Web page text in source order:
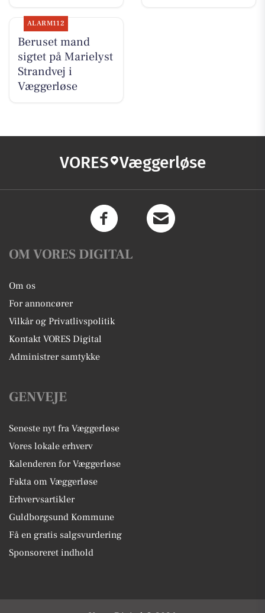
ALARM112
Beruset mand
sigtet på Marielyst
Strandvej i
Væggerløse
VORES Væggerløse
OM VORES DIGITAL
Om os
For annoncører
Vilkår og Privatlivspolitik
Kontakt VORES Digital
Administrer samtykke
GENVEJE
Seneste nyt fra Væggerløse
Vores lokale erhverv
Kalenderen for Væggerløse
Fakta om Væggerløse
Erhvervsartikler
Guldborgsund Kommune
Få en gratis salgsvurdering
Sponsoreret indhold